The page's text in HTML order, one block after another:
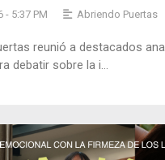
- 5:37 PM Abriendo Puertas
reunió a destacados
debatir sobre la i...